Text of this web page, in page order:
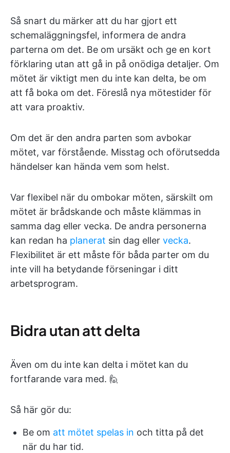
Så snart du märker att du har gjort ett
schemaläggningsfel, informera de andra
parterna om det. Be om ursäkt och ge en kort
förklaring utan att gå in på onödiga detaljer. Om
mötet är viktigt men du inte kan delta, be om
att få boka om det. Föreslå nya mötestider för
att vara proaktiv.
Om det är den andra parten som avbokar
mötet, var förstående. Misstag och oförutsedda
händelser kan hända vem som helst.
Var flexibel när du ombokar möten, särskilt om
mötet är brådskande och måste klämmas in
samma dag eller vecka. De andra personerna
kan redan ha planerat sin dag eller vecka.
Flexibilitet är ett måste för båda parter om du
inte vill ha betydande förseningar i ditt
arbetsprogram.
Bidra utan att delta
Även om du inte kan delta i mötet kan du
fortfarande vara med. 🙋
Så här gör du:
Be om att mötet spelas in och titta på det
när du har tid.